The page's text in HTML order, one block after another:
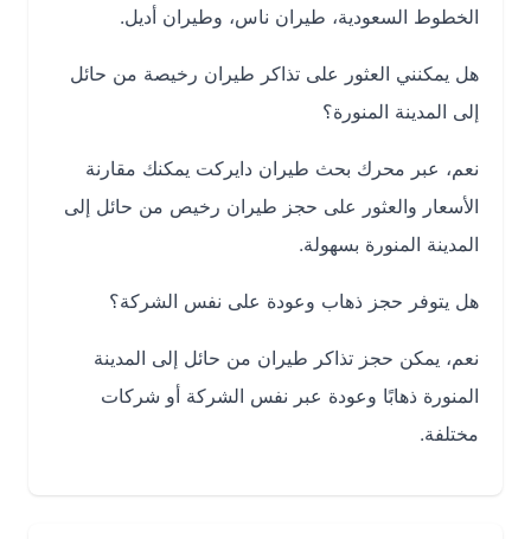
الخطوط السعودية، طيران ناس، وطيران أديل.
هل يمكنني العثور على تذاكر طيران رخيصة من حائل
إلى المدينة المنورة؟
نعم، عبر محرك بحث طيران دايركت يمكنك مقارنة
الأسعار والعثور على حجز طيران رخيص من حائل إلى
المدينة المنورة بسهولة.
هل يتوفر حجز ذهاب وعودة على نفس الشركة؟
نعم، يمكن حجز تذاكر طيران من حائل إلى المدينة
المنورة ذهابًا وعودة عبر نفس الشركة أو شركات
مختلفة.